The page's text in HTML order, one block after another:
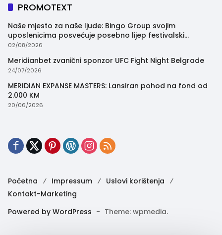
PROMOTEXT
Naše mjesto za naše ljude: Bingo Group svojim
uposlenicima posvećuje posebno lijep festivalski
trenutak
02/08/2026
Meridianbet zvanični sponzor UFC Fight Night Belgrade
24/07/2026
MERIDIAN EXPANSE MASTERS: Lansiran pohod na fond od
2.000 KM
20/06/2026
Početna Impressum
Uslovi korištenja
Kontakt-Marketing
Powered by WordPress - Theme: wpmedia.